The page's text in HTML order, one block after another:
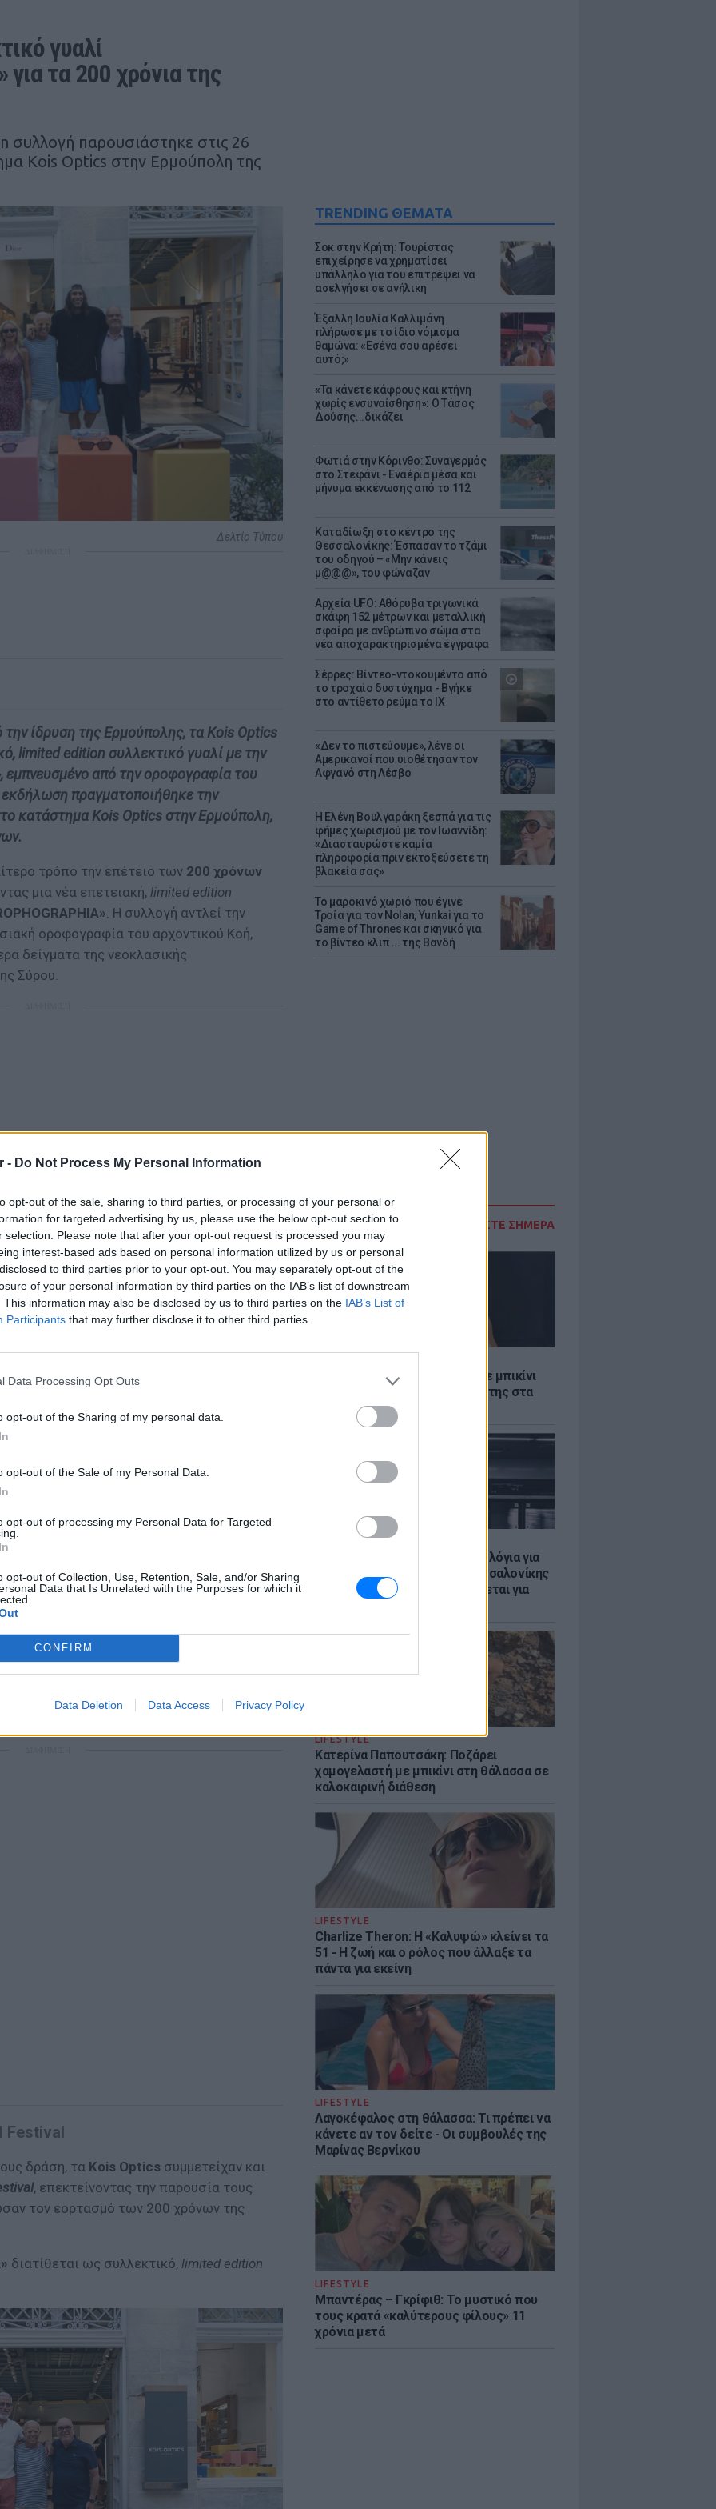
- Do Not Process My Personal Information
opt-out of the sale, sharing to third parties, or processing of your personal or
for targeted advertising by us, please use the below opt-out section to
selection. Please note that after your opt-out request is processed you may
interest-based ads based on personal information utilized by us or personal
to third parties prior to your opt-out. You may separately opt-out of the
of your personal information by third parties on the IAB’s list of downstream
This information may also be disclosed by us to third parties on the IAB’s List of
Participants that may further disclose it to other third parties.
Data Processing Opt Outs
opt-out of the Sharing of my personal data.
opt-out of the Sale of my Personal Data.
opt-out of processing my Personal Data for Targeted
opt-out of Collection, Use, Retention, Sale, and/or Sharing
Data that Is Unrelated with the Purposes for which it
CONFIRM
Data Deletion Data Access Privacy Policy
TRENDING ΘΕΜΑΤΑ
Σοκ στην Κρήτη: Τουρίστας
επιχείρησε να χρηματίσει
υπάλληλο για του επιτρέψει να
ασελγήσει σε ανήλικη
Έξαλλη Ιουλία Καλλιμάνη
πλήρωσε με το ίδιο νόμισμα
θαμώνα: «Εσένα σου αρέσει
αυτό;»
«Τα κάνετε κάφρους και κτήνη
χωρίς ενσυναίσθηση»: Ο Τάσος
Δούσης...δικάζει
Φωτιά στην Κόρινθο: Συναγερμός
στο Στεφάνι - Εναέρια μέσα και
μήνυμα εκκένωσης από το 112
Καταδίωξη στο κέντρο της
Θεσσαλονίκης: Έσπασαν το τζάμι
του οδηγού – «Μην κάνεις
μ@@@», του φώναζαν
Αρχεία UFO: Αθόρυβα τριγωνικά
σκάφη 152 μέτρων και μεταλλική
σφαίρα με ανθρώπινο σώμα στα
νέα αποχαρακτηρισμένα έγγραφα
Σέρρες: Βίντεο-ντοκουμέντο από
το τροχαίο δυστύχημα - Βγήκε
στο αντίθετο ρεύμα το ΙΧ
«Δεν το πιστεύουμε», λένε οι
Αμερικανοί που υιοθέτησαν τον
Αφγανό στη Λέσβο
Η Ελένη Βουλγαράκη ξεσπά για τις
φήμες χωρισμού με τον Ιωαννίδη:
«Διασταυρώστε καμία
πληροφορία πριν εκτοξεύσετε τη
βλακεία σας»
Το μαροκινό χωριό που έγινε
Τροία για τον Nolan, Yunkai για το
Game of Thrones και σκηνικό για
το βίντεο κλιπ ... της Βανδή
ΔΙΑΒΑΣΤΕ ΣΗΜΕΡΑ
Η Τατιάνα Στεφανίδου φόρεσε μπικίνι
και εντυπωσίασε με το κορμί της στα
καταγάλανα νερά του Ιονίου
ΕΙΔΗΣΕΙΣ
Απόψε τα δοκιμαστικά δρομολόγια για
την επέκταση του Μετρό Θεσσαλονίκης
προς Καλαμαριά - Τι προβλέπεται για
LIFESTYLE
Κατερίνα Παπουτσάκη: Ποζάρει
χαμογελαστή με μπικίνι στη θάλασσα σε
καλοκαιρινή διάθεση
LIFESTYLE
Charlize Theron: Η «Καλυψώ» κλείνει τα
51 - H ζωή και ο ρόλος που άλλαξε τα
πάντα για εκείνη
LIFESTYLE
Λαγοκέφαλος στη θάλασσα: Τι πρέπει να
κάνετε αν τον δείτε - Οι συμβουλές της
Μαρίνας Βερνίκου
LIFESTYLE
Μπαντέρας – Γκρίφιθ: Το μυστικό που
τους κρατά «καλύτερους φίλους» 11
χρόνια μετά
γυαλί
για τα 200 χρόνια της
συλλογή παρουσιάστηκε στις 26
Kois Optics στην Ερμούπολη της
Δελτίο Τύπου
ίδρυση της Ερμούπολης, τα Kois Optics
limited edition συλλεκτικό γυαλί με την
εμπνευσμένο από την οροφογραφία του
πραγματοποιήθηκε την
κατάστημα Kois Optics στην Ερμούπολη,
τρόπο την επέτειο των 200 χρόνων
μια νέα επετειακή, limited edition
. Η συλλογή αντλεί την
οροφογραφία του αρχοντικού Κοή,
δείγματα της νεοκλασικής
Σύρου.
πραγματοποιήθηκε την
Kois Optics στην Ερμούπολη , παρουσία
που συνδύασε την τοπική ιστορία
«OROPHOGRAPHIA»
Σύρου, γιορτάζει φέτος τα200 χρόνια
διαδραμάτισε κεντρικό ρόλο στην
της Ελλάδας κατά τον 19ο αιώνα. Τα
φόρο τιμής σε αυτή την ιστορία μέσα
που φέρει στοιχεία της τοπικής
με τα χαρακτηριστικά νεοκλασικά της
σημείο αναφοράς για τη δημιουργία αυτής
φιλοδοξεί να αποτελέσει αναλλοίωτο
Festival
δράση, τα Kois Optics συμμετείχαν και
, επεκτείνοντας την παρουσία τους
τον εορτασμό των 200 χρόνων της
διατίθεται ως συλλεκτικό, limited edition